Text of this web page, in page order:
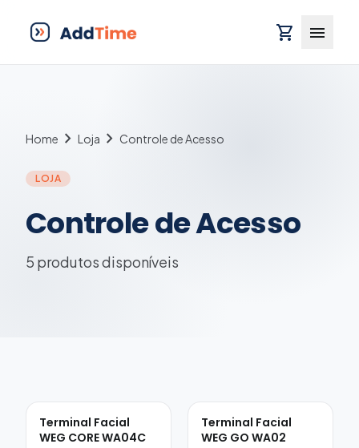
shopping_cart menu
Home chevron_right Loja chevron_right Controle de Acesso
LOJA
Controle de Acesso
5 produtos disponíveis
Terminal Facial
WEG CORE WA04C
Terminal Facial
WEG GO WA02